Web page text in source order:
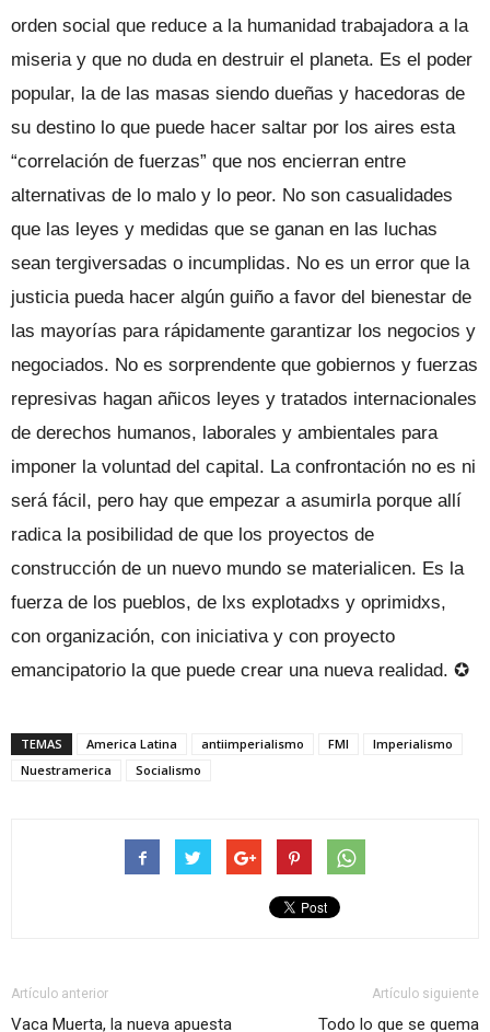
orden social que reduce a la humanidad trabajadora a la
miseria y que no duda en destruir el planeta. Es el poder
popular, la de las masas siendo dueñas y hacedoras de
su destino lo que puede hacer saltar por los aires esta
“correlación de fuerzas” que nos encierran entre
alternativas de lo malo y lo peor. No son casualidades
que las leyes y medidas que se ganan en las luchas
sean tergiversadas o incumplidas. No es un error que la
justicia pueda hacer algún guiño a favor del bienestar de
las mayorías para rápidamente garantizar los negocios y
negociados. No es sorprendente que gobiernos y fuerzas
represivas hagan añicos leyes y tratados internacionales
de derechos humanos, laborales y ambientales para
imponer la voluntad del capital. La confrontación no es ni
será fácil, pero hay que empezar a asumirla porque allí
radica la posibilidad de que los proyectos de
construcción de un nuevo mundo se materialicen. Es la
fuerza de los pueblos, de lxs explotadxs y oprimidxs,
con organización, con iniciativa y con proyecto
emancipatorio la que puede crear una nueva realidad. ✪
TEMAS America Latina antiimperialismo FMI
Imperialismo
Nuestramerica
Socialismo
Artículo anterior
Vaca Muerta, la nueva apuesta
Artículo siguiente
Todo lo que se quema